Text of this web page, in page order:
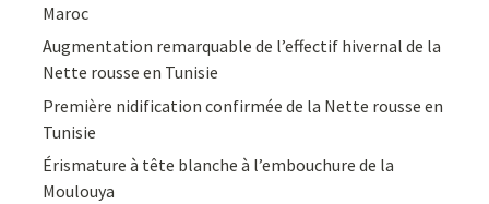
Maroc
Augmentation remarquable de l’effectif hivernal de la
Nette rousse en Tunisie
Première nidification confirmée de la Nette rousse en
Tunisie
Érismature à tête blanche à l’embouchure de la
Moulouya